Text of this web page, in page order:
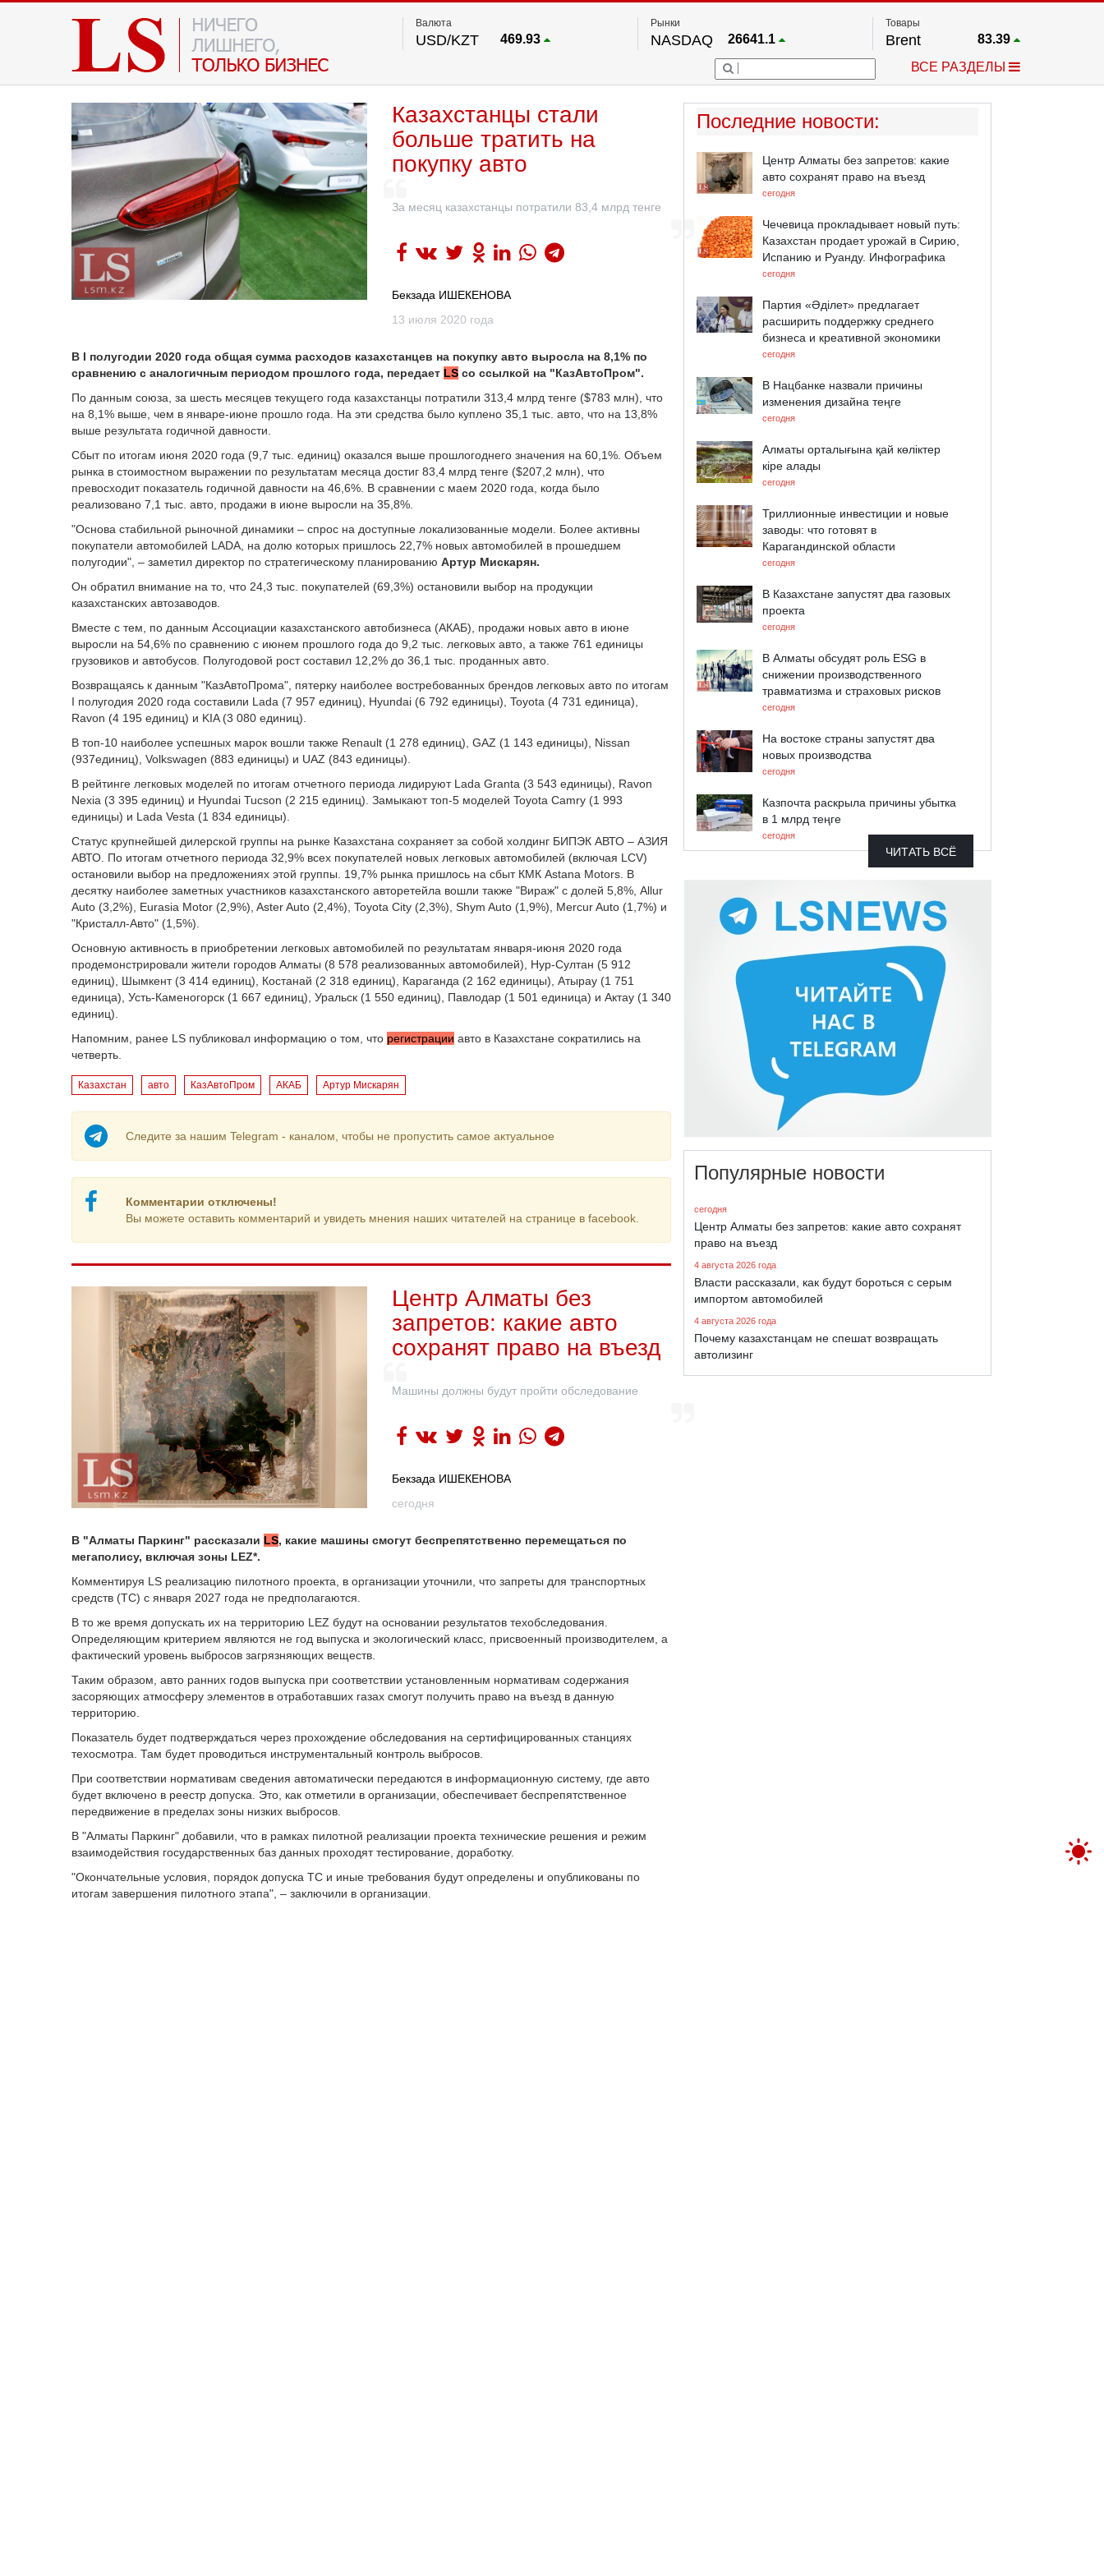
Валюта
USD/KZT 469.93
Рынки
NASDAQ 26641.1
FTSE 100 67.17
54024.9
S&P 500
24555.3
Товары
Brent 83.39
Платина
2.672
ВСЕ РАЗДЕЛЫ
Казахстанцы стали
больше тратить на
покупку авто
За месяц казахстанцы потратили 83,4 млрд тенге
Бекзада ИШЕКЕНОВА
13 июля 2020 года
В I полугодии 2020 года общая сумма расходов казахстанцев на покупку авто выросла на 8,1% по
сравнению с аналогичным периодом прошлого года, передает LS со ссылкой на "КазАвтоПром".
По данным союза, за шесть месяцев текущего года казахстанцы потратили 313,4 млрд тенге ($783 млн), что
на 8,1% выше, чем в январе-июне прошло года. На эти средства было куплено 35,1 тыс. авто, что на 13,8%
выше результата годичной давности.
Сбыт по итогам июня 2020 года (9,7 тыс. единиц) оказался выше прошлогоднего значения на 60,1%. Объем
рынка в стоимостном выражении по результатам месяца достиг 83,4 млрд тенге ($207,2 млн), что
превосходит показатель годичной давности на 46,6%. В сравнении с маем 2020 года, когда было
реализовано 7,1 тыс. авто, продажи в июне выросли на 35,8%.
"Основа стабильной рыночной динамики – спрос на доступные локализованные модели. Более активны
покупатели автомобилей LADA, на долю которых пришлось 22,7% новых автомобилей в прошедшем
полугодии", – заметил директор по стратегическому планированию Артур Мискарян.
Он обратил внимание на то, что 24,3 тыс. покупателей (69,3%) остановили выбор на продукции
казахстанских автозаводов.
Вместе с тем, по данным Ассоциации казахстанского автобизнеса (АКАБ), продажи новых авто в июне
выросли на 54,6% по сравнению с июнем прошлого года до 9,2 тыс. легковых авто, а также 761 единицы
грузовиков и автобусов. Полугодовой рост составил 12,2% до 36,1 тыс. проданных авто.
Возвращаясь к данным "КазАвтоПрома", пятерку наиболее востребованных брендов легковых авто по итогам
I полугодия 2020 года составили Lada (7 957 единиц), Hyundai (6 792 единицы), Toyota (4 731 единица),
Ravon (4 195 единиц) и KIA (3 080 единиц).
В топ-10 наиболее успешных марок вошли также Renault (1 278 единиц), GAZ (1 143 единицы), Nissan
(937единиц), Volkswagen (883 единицы) и UAZ (843 единицы).
В рейтинге легковых моделей по итогам отчетного периода лидируют Lada Granta (3 543 единицы), Ravon
Nexia (3 395 единиц) и Hyundai Tucson (2 215 единиц). Замыкают топ-5 моделей Toyota Camry (1 993
единицы) и Lada Vesta (1 834 единицы).
Статус крупнейшей дилерской группы на рынке Казахстана сохраняет за собой холдинг БИПЭК АВТО – АЗИЯ
АВТО. По итогам отчетного периода 32,9% всех покупателей новых легковых автомобилей (включая LCV)
остановили выбор на предложениях этой группы. 19,7% рынка пришлось на сбыт КМК Astana Motors. В
десятку наиболее заметных участников казахстанского авторетейла вошли также "Вираж" с долей 5,8%, Allur
Auto (3,2%), Eurasia Motor (2,9%), Aster Auto (2,4%), Toyota City (2,3%), Shym Auto (1,9%), Mercur Auto (1,7%) и
"Кристалл-Авто" (1,5%).
Основную активность в приобретении легковых автомобилей по результатам января-июня 2020 года
продемонстрировали жители городов Алматы (8 578 реализованных автомобилей), Нур-Султан (5 912
единиц), Шымкент (3 414 единиц), Костанай (2 318 единиц), Караганда (2 162 единицы), Атырау (1 751
единица), Усть-Каменогорск (1 667 единиц), Уральск (1 550 единиц), Павлодар (1 501 единица) и Актау (1 340
единиц).
Напомним, ранее LS публиковал информацию о том, что регистрации авто в Казахстане сократились на
четверть.
Казахстан авто КазАвтоПром АКАБ Артур Мискарян
Следите за нашим Telegram - каналом, чтобы не пропустить самое актуальное
Комментарии отключены!
Вы можете оставить комментарий и увидеть мнения наших читателей на странице в facebook.
Центр Алматы без
запретов: какие авто
сохранят право на въезд
Машины должны будут пройти обследование
Бекзада ИШЕКЕНОВА
сегодня
В "Алматы Паркинг" рассказали LS, какие машины смогут беспрепятственно перемещаться по
мегаполису, включая зоны LEZ*.
Комментируя LS реализацию пилотного проекта, в организации уточнили, что запреты для транспортных
средств (ТС) с января 2027 года не предполагаются.
В то же время допускать их на территорию LEZ будут на основании результатов техобследования.
Определяющим критерием являются не год выпуска и экологический класс, присвоенный производителем, а
фактический уровень выбросов загрязняющих веществ.
Таким образом, авто ранних годов выпуска при соответствии установленным нормативам содержания
засоряющих атмосферу элементов в отработавших газах смогут получить право на въезд в данную
территорию.
Показатель будет подтверждаться через прохождение обследования на сертифицированных станциях
техосмотра. Там будет проводиться инструментальный контроль выбросов.
При соответствии нормативам сведения автоматически передаются в информационную систему, где авто
будет включено в реестр допуска. Это, как отметили в организации, обеспечивает беспрепятственное
передвижение в пределах зоны низких выбросов.
В "Алматы Паркинг" добавили, что в рамках пилотной реализации проекта технические решения и режим
взаимодействия государственных баз данных проходят тестирование, доработку.
"Окончательные условия, порядок допуска ТС и иные требования будут определены и опубликованы по
итогам завершения пилотного этапа", – заключили в организации.
Последние новости:
Центр Алматы без запретов: какие
авто сохранят право на въезд
сегодня
Чечевица прокладывает новый путь:
Казахстан продает урожай в Сирию,
Испанию и Руанду. Инфографика
сегодня
Партия «Әділет» предлагает
расширить поддержку среднего
бизнеса и креативной экономики
сегодня
В Нацбанке назвали причины
изменения дизайна теңге
сегодня
Алматы орталығына қай көліктер
кіре алады
сегодня
Триллионные инвестиции и новые
заводы: что готовят в
Карагандинской области
сегодня
В Казахстане запустят два газовых
проекта
сегодня
В Алматы обсудят роль ESG в
снижении производственного
травматизма и страховых рисков
сегодня
На востоке страны запустят два
новых производства
сегодня
Казпочта раскрыла причины убытка
в 1 млрд теңге
сегодня
ЧИТАТЬ ВСЁ
Популярные новости
сегодня
Центр Алматы без запретов: какие авто сохранят
право на въезд
4 августа 2026 года
Власти рассказали, как будут бороться с серым
импортом автомобилей
4 августа 2026 года
Почему казахстанцам не спешат возвращать
автолизинг